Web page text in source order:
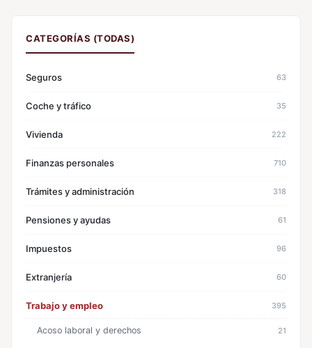
CATEGORÍAS (TODAS)
Seguros 63
Coche y tráfico 35
Vivienda 222
Finanzas personales 710
Trámites y administración 318
Pensiones y ayudas 61
Impuestos 96
Extranjería 60
Trabajo y empleo 395
Acoso laboral y derechos 21